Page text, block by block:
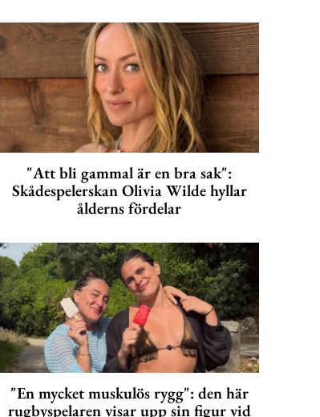
"Att bli gammal är en bra sak":
Skådespelerskan Olivia Wilde hyllar
ålderns fördelar
"En mycket muskulös rygg": den här
rugbyspelaren visar upp sin figur vid